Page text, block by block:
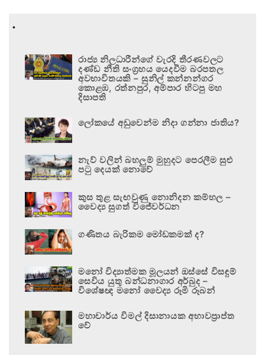
.
රාජ්‍ය නිලධාරීන්ගේ වැරදි තීරණවලට
දණ්ඩ නීති සංග්‍රහය යෙදවීම බරපතල
අවභාවිතයකි – සුනිල් කන්නන්ගර
කොළඹ, රත්නපුර, අම්පාර හිටපු මහ
දිසාපති
ලෝකයේ අඩුවෙන්ම නිදා ගන්නා ජාතිය?
නැව් වලින් බහලුම් මුහුදට පෙරලීම සුළු
පටු දෙයක් නොවේ
කුස තුළ සැඟවුණු නොනිදන කම්හල –
වෛද්‍ය සුගත් විජේවර්ධන
ගණිතය බැරිකම මෝඩකමක් ද?
මනෝ විද්‍යාත්මක මූලයන් ඔස්සේ විසඳුම්
සෙවිය යුතු බන්ධනාගාර අර්බුද –
විශේෂඥ මනෝ වෛද්‍ය රූමි රූබන්
මහාචාර්ය විමල් දිසානායක අභාවප්‍රාප්ත
වේ